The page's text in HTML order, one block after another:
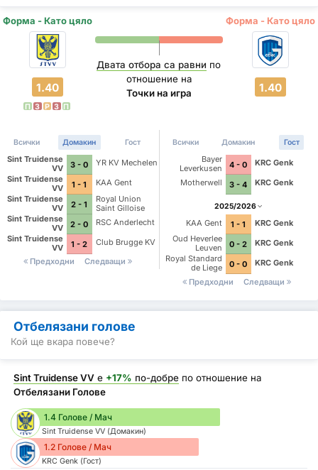
Форма - Като цяло Форма - Като цяло
1.40
П З P З П
Двата отбора са равни по
отношение на
Точки на игра
1.40
Всички Домакин Гост
Sint Truidense
VV
3 - 0
YR KV Mechelen
Sint Truidense
VV
1 - 1
KAA Gent
Sint Truidense
VV
2 - 1
Royal Union
Saint Gilloise
Sint Truidense
VV
2 - 0
RSC Anderlecht
Sint Truidense
VV
1 - 2
Club Brugge KV
Предходни
Следващи
Всички Домакин Гост
Bayer
Leverkusen
4 - 0
KRC Genk
Motherwell
3 - 4 KRC Genk
2025/2026
KAA Gent 1 - 1
KRC Genk
Oud Heverlee
Leuven
0 - 2
KRC Genk
Royal Standard
de Liege
0 - 0
KRC Genk
Предходни
Следващи
Отбелязани голове
Кой ще вкара повече?
Sint Truidense VV е +17% по-добре по отношение на
Отбелязани Голове
1.4 Голове / Мач
Sint Truidense VV (Домакин)
1.2 Голове / Мач
KRC Genk (Гост)